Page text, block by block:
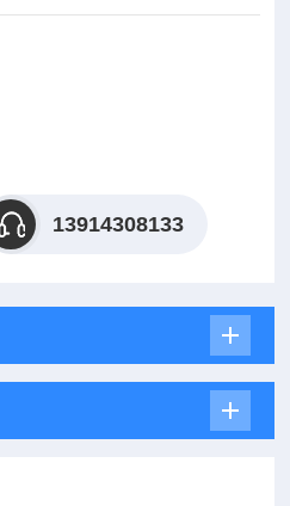
超温报警和定时功能，高温油槽
13914308133